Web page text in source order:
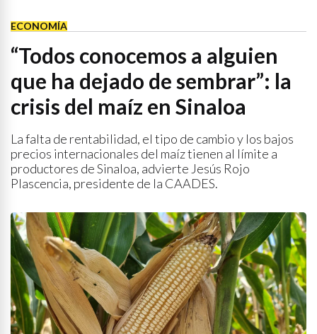
ECONOMÍA
“Todos conocemos a alguien
que ha dejado de sembrar”: la
crisis del maíz en Sinaloa
La falta de rentabilidad, el tipo de cambio y los bajos
precios internacionales del maíz tienen al límite a
productores de Sinaloa, advierte Jesús Rojo
Plascencia, presidente de la CAADES.